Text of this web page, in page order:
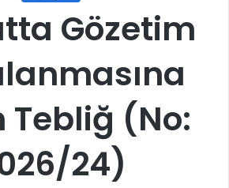
Gözetim
Tebliğ (No:
24)